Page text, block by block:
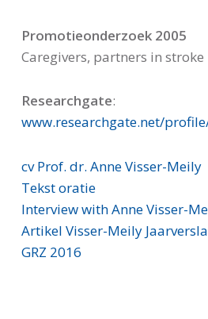
Promotieonderzoek 2005
Caregivers, partners in
Researchgate:
www.researchgate.net/
cv Prof. dr. Anne Visser-Meily
Tekst oratie
Interview with Anne Visser-
Artikel Visser-Meily
GRZ 2016